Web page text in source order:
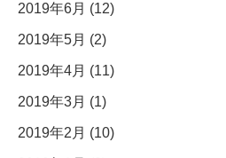
2019年6月 (12)
2019年5月 (2)
2019年4月 (11)
2019年3月 (1)
2019年2月 (10)